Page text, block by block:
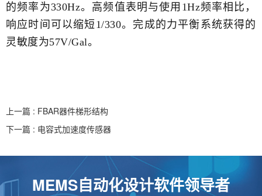
的频率为330Hz。高频值表明与使用1Hz频率相比，
响应时间可以缩短1/330。完成的力平衡系统获得的
灵敏度为57V/Gal。
上一篇 : FBAR器件梯形结构
下一篇 : 电容式加速度传感器
MEMS自动化设计软件领导者